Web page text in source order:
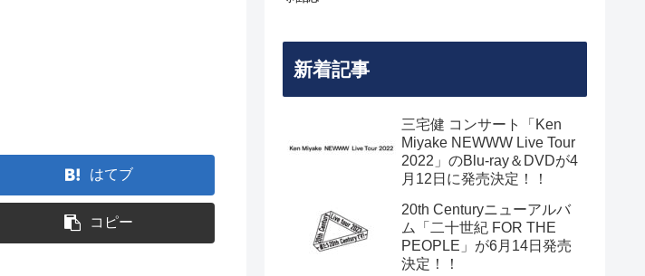
はてブ
コピー
新着記事
三宅健 コンサート「Ken
Miyake NEWWW Live Tour
2022」のBlu-ray＆DVDが4
月12日に発売決定！！
20th Centuryニューアルバ
ム「二十世紀 FOR THE
PEOPLE」が6月14日発売
決定！！